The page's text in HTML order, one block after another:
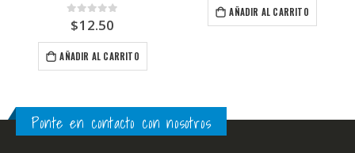
0out of 5
$12.50
AÑADIR AL CARRITO
AÑADIR AL CARRITO
Ponte en contacto con nosotros